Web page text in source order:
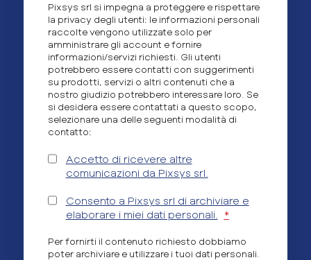
Pixsys srl si impegna a proteggere e rispettare
la privacy degli utenti: le informazioni personali
raccolte vengono utilizzate solo per
amministrare gli account e fornire
informazioni/servizi richiesti. Gli utenti
potrebbero essere contatti con suggerimenti
su prodotti, servizi o altri contenuti che a
nostro giudizio potrebbero interessare loro. Se
si desidera essere contattati a questo scopo,
selezionare una delle seguenti modalità di
contatto:
Accetto di ricevere altre
comunicazioni da Pixsys srl.
Consento a Pixsys srl di archiviare e
elaborare i miei dati personali.
*
Per fornirti il contenuto richiesto dobbiamo
poter archiviare e utilizzare i tuoi dati personali.